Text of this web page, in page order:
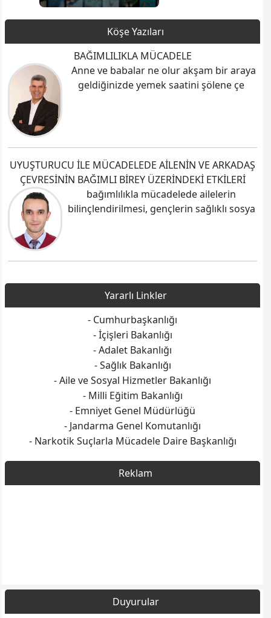
Duyurular
Köşe Yazıları
BAĞIMLILIKLA MÜCADELE
Anne ve babalar ne olur akşam bir araya
geldiğinizde yemek saatini şölene çe
UYUŞTURUCU İLE MÜCADELEDE AİLENİN VE ARKADAŞ
ÇEVRESİNİN BAĞIMLI BİREY ÜZERİNDEKİ ETKİLERİ
bağımlılıkla mücadelede ailelerin
bilinçlendirilmesi, gençlerin sağlıklı sosya
Yararlı Linkler
- Cumhurbaşkanlığı
- İçişleri Bakanlığı
- Adalet Bakanlığı
- Sağlık Bakanlığı
- Aile ve Sosyal Hizmetler Bakanlığı
- Milli Eğitim Bakanlığı
- Emniyet Genel Müdürlüğü
- Jandarma Genel Komutanlığı
- Narkotik Suçlarla Mücadele Daire Başkanlığı
Reklam